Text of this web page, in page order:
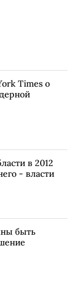
Times о
в 2012
- власти
быть